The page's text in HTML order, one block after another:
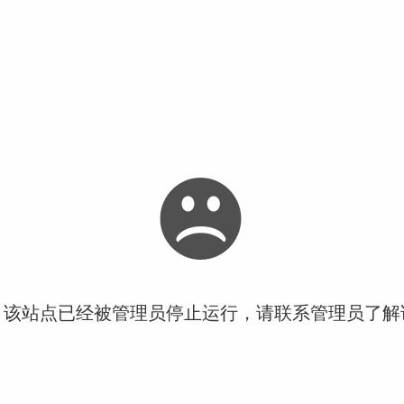
站点已经被管理员停止运行，请联系管理员了